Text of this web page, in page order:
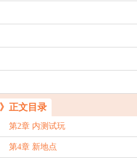
正文目录
第2章 内测试玩
第4章 新地点